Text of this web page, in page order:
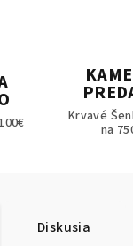
Krvavé
na
Diskusia